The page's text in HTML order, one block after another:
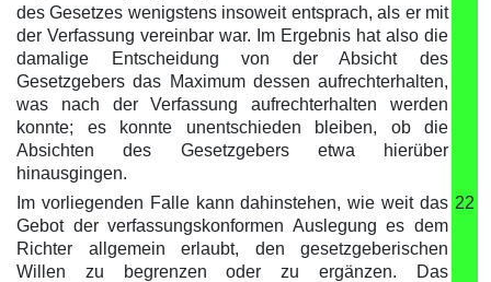
des Gesetzes wenigstens insoweit entsprach, als er mit
der Verfassung vereinbar war. Im Ergebnis hat also die
damalige Entscheidung von der Absicht des
Gesetzgebers das Maximum dessen aufrechterhalten,
was nach der Verfassung aufrechterhalten werden
konnte; es konnte unentschieden bleiben, ob die
Absichten des Gesetzgebers etwa hierüber
hinausgingen.
Im vorliegenden Falle kann dahinstehen, wie weit das
Gebot der verfassungskonformen Auslegung es dem
Richter allgemein erlaubt, den gesetzgeberischen
Willen zu begrenzen oder zu ergänzen. Das
22